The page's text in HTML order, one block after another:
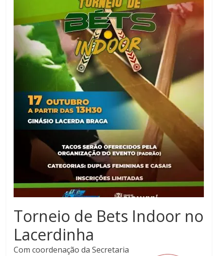
Noroeste
do
Paraná
Torneio de Bets Indoor no
Lacerdinha
Com coordenação da Secretaria